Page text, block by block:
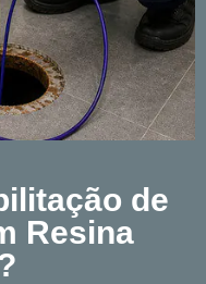
de
Resina